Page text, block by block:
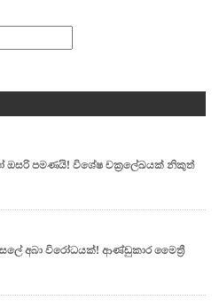
ඔසරි පමණයි! විශේෂ චක්‍රලේඛයක් නිකුත්
අබා විරෝධයක්! ආණ්ඩුකාර මෛත්‍රී